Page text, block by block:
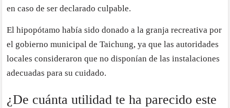
en caso de ser declarado culpable.
El hipopótamo había sido donado a la granja recreativa por
el gobierno municipal de Taichung, ya que las autoridades
locales consideraron que no disponían de las instalaciones
adecuadas para su cuidado.
¿De cuánta utilidad te ha parecido este